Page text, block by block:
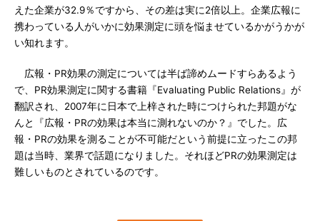
えた企業が32.9％ですから、その差は実に2倍以上。企業広報に
携わっている人がいかに効果測定に頭を悩ませているかがうかが
い知れます。
広報・PR効果の測定については半ば諦めムードすらあるよう
で、PR効果測定に関する書籍『Evaluating Public Relations』が
翻訳され、2007年に日本で上梓された時につけられた邦題がな
んと『広報・PRの効果は本当に測れないのか？』でした。広
報・PRの効果を測ることが不可能だという前提に立ったこの邦
題は当時、業界で話題になりました。それほどPRの効果測定は
難しいものとされているのです。